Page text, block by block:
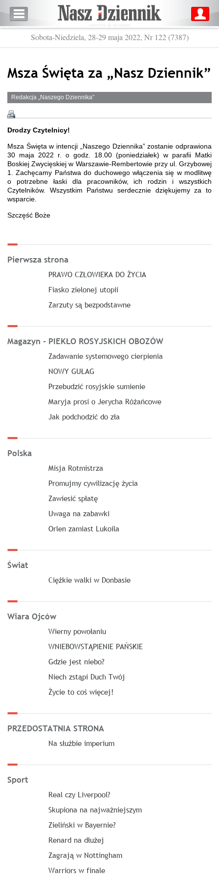
Sobota-Niedziela, 28-29 maja 2022, Nr 122 (7387)
Msza Święta za „Nasz Dziennik”
Redakcja „Naszego Dziennika”
Drodzy Czytelnicy!
Msza Święta w intencji „Naszego Dziennika” zostanie odprawiona
30 maja 2022 r. o godz. 18.00 (poniedziałek) w parafii Matki
Boskiej Zwycięskiej w Warszawie-Rembertowie przy ul. Grzybowej
1. Zachęcamy Państwa do duchowego włączenia się w modlitwę
o potrzebne łaski dla pracowników, ich rodzin i wszystkich
Czytelników. Wszystkim Państwu serdecznie dziękujemy za to
wsparcie.
Szczęść Boże
Pierwsza strona
PRAWO CZŁOWIEKA DO ŻYCIA
Fiasko zielonej utopii
Zarzuty są bezpodstawne
Magazyn - PIEKŁO ROSYJSKICH OBOZÓW
Zadawanie systemowego cierpienia
NOWY GUŁAG
Przebudzić rosyjskie sumienie
Maryja prosi o Jerycha Różańcowe
Jak podchodzić do zła
Polska
Misja Rotmistrza
Promujmy cywilizację życia
Zawiesić spłatę
Uwaga na zabawki
Orlen zamiast Lukoila
Świat
Ciężkie walki w Donbasie
Wiara Ojców
Wierny powołaniu
WNIEBOWSTĄPIENIE PAŃSKIE
Gdzie jest niebo?
Niech zstąpi Duch Twój
Życie to coś więcej!
PRZEDOSTATNIA STRONA
Na służbie imperium
Sport
Real czy Liverpool?
Skupiona na najważniejszym
Zieliński w Bayernie?
Renard na dłużej
Zagrają w Nottingham
Warriors w finale